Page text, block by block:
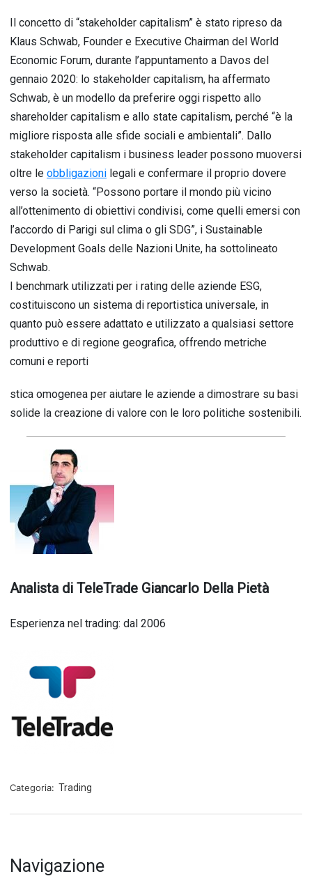
Il concetto di “stakeholder capitalism” è stato ripreso da
Klaus Schwab, Founder e Executive Chairman del World
Economic Forum, durante l’appuntamento a Davos del
gennaio 2020: lo stakeholder capitalism, ha affermato
Schwab, è un modello da preferire oggi rispetto allo
shareholder capitalism e allo state capitalism, perché “è la
migliore risposta alle sfide sociali e ambientali”. Dallo
stakeholder capitalism i business leader possono muoversi
oltre le obbligazioni legali e confermare il proprio dovere
verso la società. “Possono portare il mondo più vicino
all’ottenimento di obiettivi condivisi, come quelli emersi con
l’accordo di Parigi sul clima o gli SDG”, i Sustainable
Development Goals delle Nazioni Unite, ha sottolineato
Schwab.
I benchmark utilizzati per i rating delle aziende ESG,
costituiscono un sistema di reportistica universale, in
quanto può essere adattato e utilizzato a qualsiasi settore
produttivo e di regione geografica, offrendo metriche
comuni e reporti
stica omogenea per aiutare le aziende a dimostrare su basi
solide la creazione di valore con le loro politiche sostenibili.
Analista di TeleTrade Giancarlo Della Pietà
Esperienza nel trading: dal 2006
Categoria: Trading
Navigazione